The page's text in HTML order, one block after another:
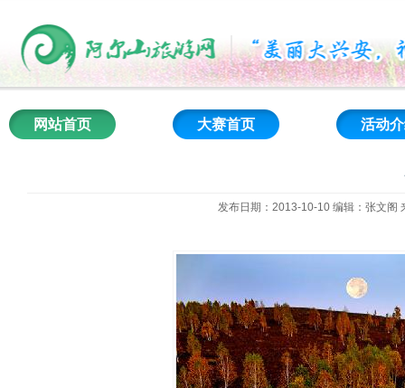
网站首页 大赛首页 活动
发布日期：2013-10-10 编辑：张文阁